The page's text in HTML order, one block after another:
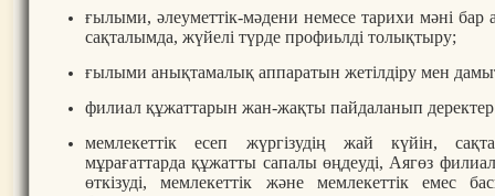
ғылыми, әлеуметтік-мәдени немесе тарихи мәні бар
сақталымда, жүйелі түрде профиьлді толықтыру;
ғылыми анықтамалық аппаратын жетілдіру мен
филиал құжаттарын жан-жақты пайдаланып
мемлекеттік есеп жүргізудің жай күйін,
мұрағаттарда құжатты сапалы өңдеуді, Аягөз
өткізуді, мемлекеттік және мемлекеттік емес